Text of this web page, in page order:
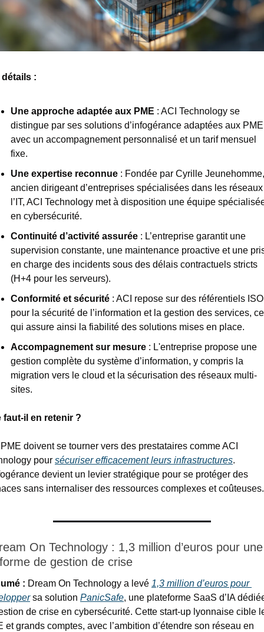
:
Une approche adaptée aux PME : ACI Technology se
distingue par ses solutions d’infogérance adaptées aux
avec un accompagnement personnalisé et un tarif mensuel
fixe.
Une expertise reconnue : Fondée par Cyrille Jeunehomme,
ancien dirigeant d’entreprises spécialisées dans les
l’IT, ACI Technology met à disposition une équipe
en cybersécurité.
Continuité d’activité assurée : L’entreprise garantit une
supervision constante, une maintenance proactive et une
en charge des incidents sous des délais contractuels stricts
(H+4 pour les serveurs).
Conformité et sécurité : ACI repose sur des référentiels ISO
pour la sécurité de l’information et la gestion des services, ce
qui assure ainsi la fiabilité des solutions mises en place.
Accompagnement sur mesure : L'entreprise propose une
gestion complète du système d’information, y compris la
migration vers le cloud et la sécurisation des réseaux multi-
sites.
faut-il en retenir ?
doivent se tourner vers des prestataires comme ACI
pour sécuriser efficacement leurs infrastructures.
devient un levier stratégique pour se protéger des
sans internaliser des ressources complexes et coûteuses.
On Technology : 1,3 million d’euros pour une
de gestion de crise
: Dream On Technology a levé 1,3 million d’euros pour
sa solution PanicSafe, une plateforme SaaS d’IA
de crise en cybersécurité. Cette start-up lyonnaise cible
et grands comptes, avec l’ambition d’étendre son réseau en